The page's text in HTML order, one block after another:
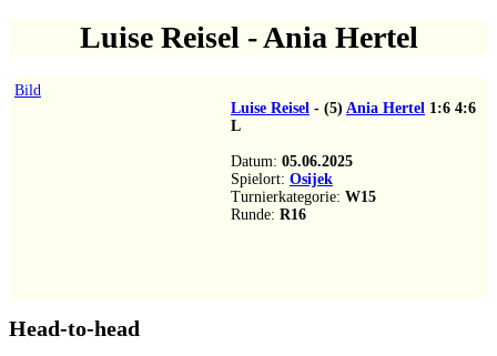
Luise Reisel - Ania Hertel
Bild
Luise Reisel - (5) Ania Hertel 1:6 4:6
L
Datum: 05.06.2025
Spielort: Osijek
Turnierkategorie: W15
Runde: R16
Head-to-head